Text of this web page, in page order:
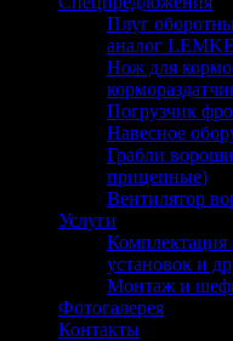
Плуг
аналог
Нож для
Погрузчик
Навесное
Грабли
прицепные)
Вентилятор
Услуги
Комплектация
установок и
Монтаж и
Фотогалерея
Контакты